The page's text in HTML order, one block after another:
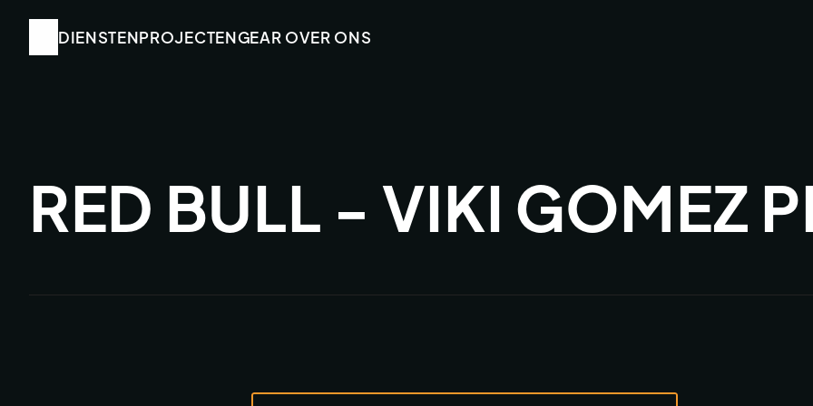
DIENSTENPROJECTENGEAR OVER ONS
DIENSTENPROJECTENGEAR OVER ONS
RED BULL - VIKI GOMEZ